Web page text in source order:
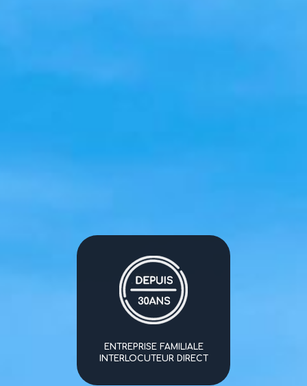
ENTREPRISE FAMILIALE
INTERLOCUTEUR DIRECT